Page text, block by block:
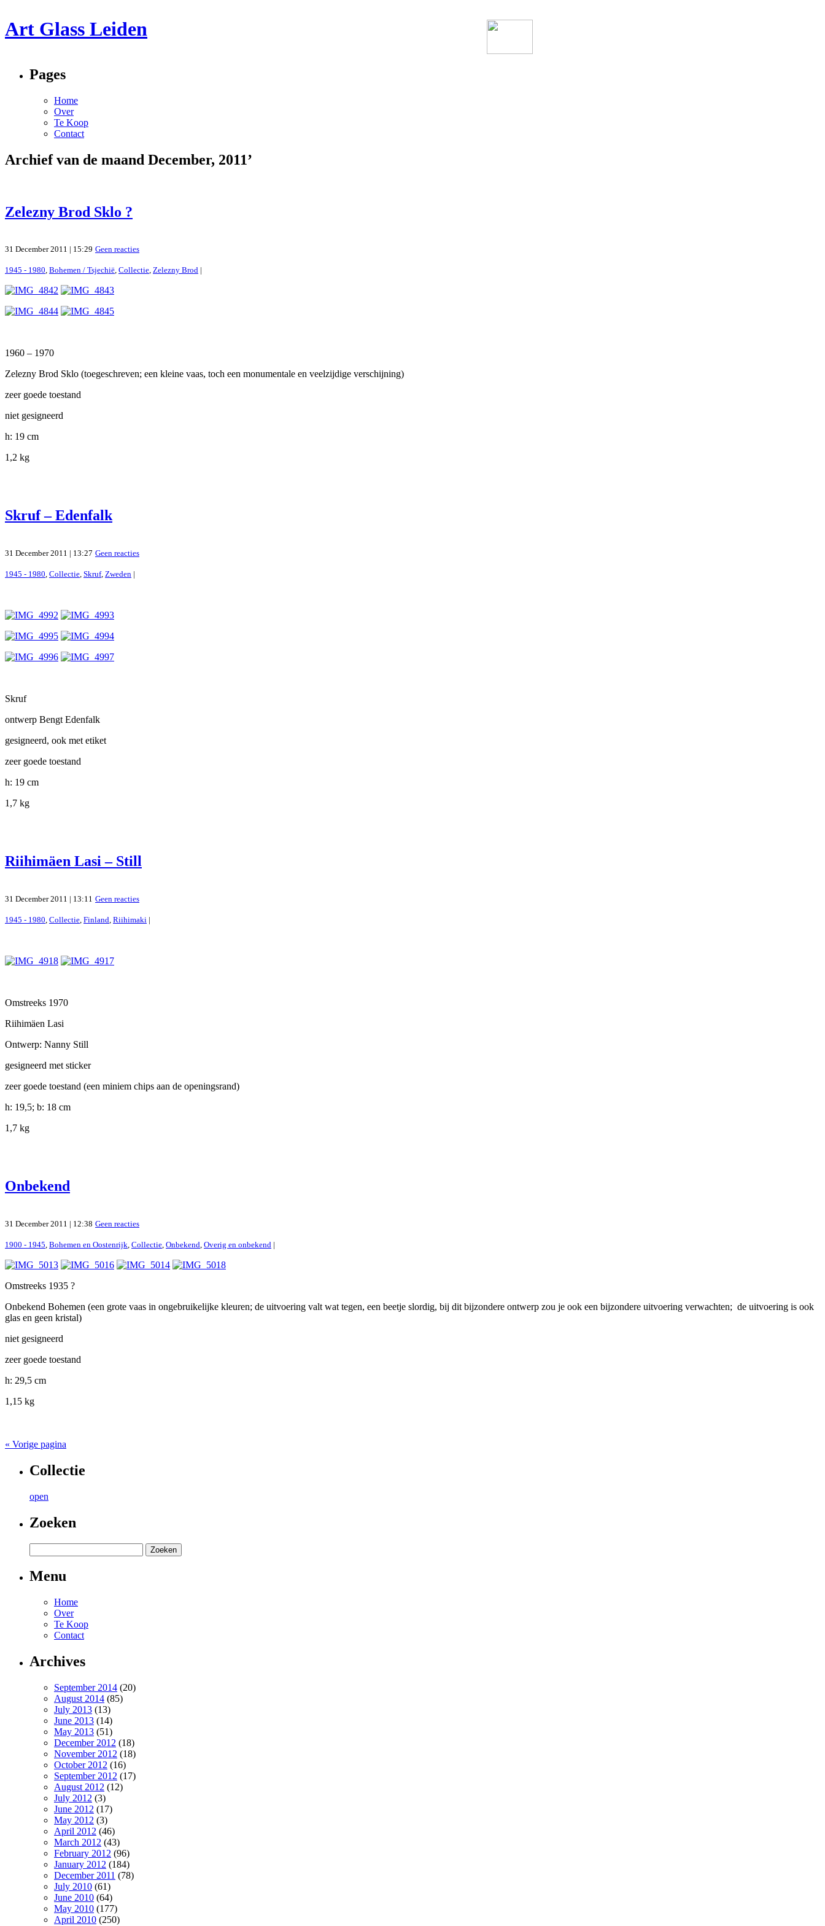
Art Glass Leiden
Pages
Home
Over
Te Koop
Contact
Archief van de maand December, 2011’
Zelezny Brod Sklo ?
31 December 2011 | 15:29 Geen reacties
1945 - 1980, Bohemen / Tsjechië, Collectie, Zelezny Brod |
1960 – 1970
Zelezny Brod Sklo (toegeschreven; een kleine vaas, toch een monumentale en veelzijdige verschijning)
zeer goede toestand
niet gesigneerd
h: 19 cm
1,2 kg
Skruf – Edenfalk
31 December 2011 | 13:27 Geen reacties
1945 - 1980, Collectie, Skruf, Zweden |
Skruf
ontwerp Bengt Edenfalk
gesigneerd, ook met etiket
zeer goede toestand
h: 19 cm
1,7 kg
Riihimäen Lasi – Still
31 December 2011 | 13:11 Geen reacties
1945 - 1980, Collectie, Finland, Riihimaki |
Omstreeks 1970
Riihimäen Lasi
Ontwerp: Nanny Still
gesigneerd met sticker
zeer goede toestand (een miniem chips aan de openingsrand)
h: 19,5; b: 18 cm
1,7 kg
Onbekend
31 December 2011 | 12:38 Geen reacties
1900 - 1945 Bohemen en Oostenrijk Collectie Onbekend Overig en onbekend |
Omstreeks 1935 ?
Onbekend Bohemen (een grote vaas in ongebruikelijke kleuren; de uitvoering valt wat tegen, een beetje slordig, bij dit bijzondere ontwerp zou je ook een bijzondere uitvoering verwachten; de uitvoering is ook
glas en geen kristal)
niet gesigneerd
zeer goede toestand
h: 29,5 cm
1,15 kg
« Vorige pagina
Collectie
open
Zoeken
Menu
Home
Over
Te Koop
Contact
Archives
September 2014 (20)
August 2014 (85)
July 2013 (13)
June 2013 (14)
May 2013 (51)
December 2012 (18)
November 2012 (18)
October 2012 (16)
September 2012 (17)
August 2012 (12)
July 2012 (3)
June 2012 (17)
May 2012 (3)
April 2012 (46)
March 2012 (43)
February 2012 (96)
January 2012 (184)
December 2011 (78)
July 2010 (61)
June 2010 (64)
May 2010 (177)
April 2010 (250)